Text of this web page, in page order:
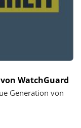
WatchGuard
Generation von